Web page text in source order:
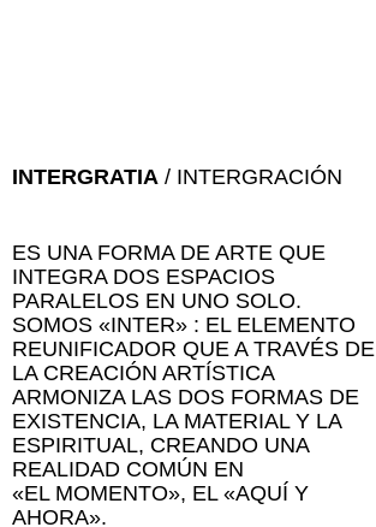
ES UNA FORMA DE ARTE QUE
INTEGRA DOS ESPACIOS
PARALELOS EN UNO SOLO.
SOMOS «INTER» : EL ELEMENTO
REUNIFICADOR QUE A TRAVÉS DE
LA CREACIÓN ARTÍSTICA
ARMONIZA LAS DOS FORMAS DE
EXISTENCIA, LA MATERIAL Y LA
ESPIRITUAL, CREANDO UNA
REALIDAD COMÚN EN
«EL MOMENTO», EL «AQUÍ Y
AHORA».
INTERGRATIA / INTERGRACIÓN